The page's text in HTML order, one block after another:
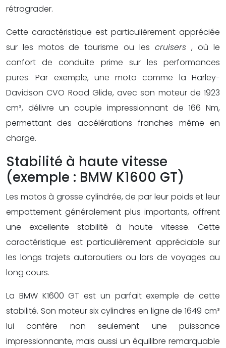
rétrograder.
Cette caractéristique est particulièrement appréciée
sur les motos de tourisme ou les cruisers, où le
confort de conduite prime sur les performances
pures. Par exemple, une moto comme la Harley-
Davidson CVO Road Glide, avec son moteur de 1923
cm³, délivre un couple impressionnant de 166 Nm,
permettant des accélérations franches même en
charge.
Stabilité à haute vitesse
(exemple : BMW K1600 GT)
Les motos à grosse cylindrée, de par leur poids et leur
empattement généralement plus importants, offrent
une excellente stabilité à haute vitesse. Cette
caractéristique est particulièrement appréciable sur
les longs trajets autoroutiers ou lors de voyages au
long cours.
La BMW K1600 GT est un parfait exemple de cette
stabilité. Son moteur six cylindres en ligne de 1649 cm³
lui confère non seulement une puissance
impressionnante, mais aussi un équilibre remarquable